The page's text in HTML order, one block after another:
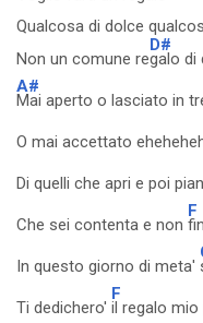
Qualcosa di dolce
Non un comune re
D#
galo di
A#
Mai aperto o lasciato in
O mai accettato
Di quelli che apri e poi pian
Che sei contenta e non
F
In questo giorno di meta'
Ti dedichero'
F
il regalo mio